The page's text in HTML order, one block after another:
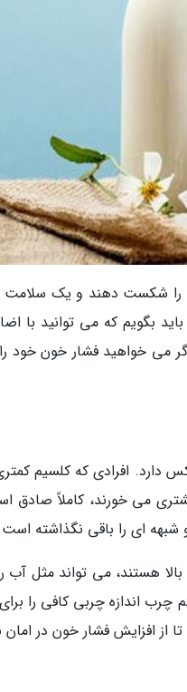
شکست دهند و یک سلامت
بگویم که می توانید با
خواهید فشار خون خود را
دارد. افرادی که کلسیم
می خورند، کاملاً صادق
ای را باقی نگذاشته
هستند، می تواند مثل
چرب اندازه چربی کافی را
از افزایش فشار خون در امان